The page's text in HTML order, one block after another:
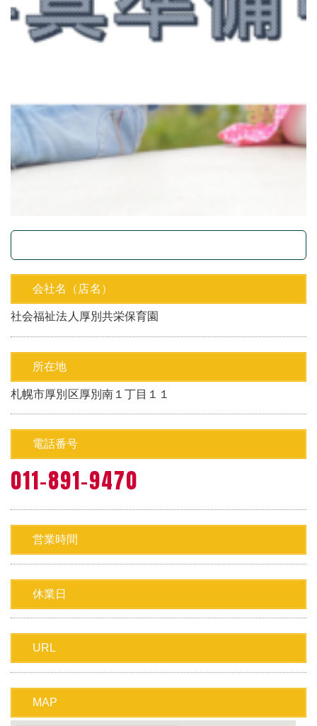
会社名（店名）
社会福祉法人厚別共栄保育園
所在地
札幌市厚別区厚別南１丁目１１
電話番号
011-891-9470
営業時間
休業日
URL
MAP